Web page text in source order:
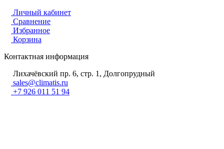
Личный кабинет
Сравнение
Избранное
Корзина
Контактная информация
Лихачёвский пр. 6, стр. 1, Долгопрудный
sales@climatis.ru
+7 926 011 51 94